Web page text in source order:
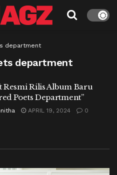
department
department
Resmi Rilis Album Baru
Poets Department”
APRIL 19, 2024 0